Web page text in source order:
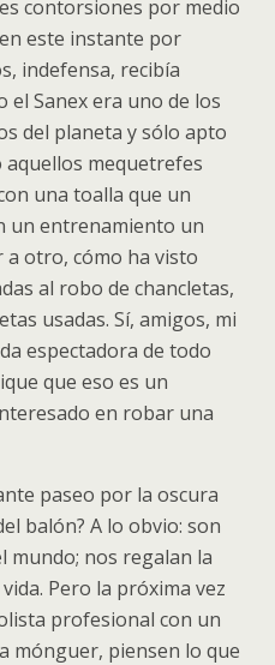
contorsiones por medio
este instante por
indefensa, recibía
el Sanex era uno de los
del planeta y sólo apto
aquellos mequetrefes
una toalla que un
un entrenamiento un
a otro, cómo ha visto
al robo de chancletas,
usadas. Sí, amigos, mi
espectadora de todo
que eso es un
en robar una
paseo por la oscura
balón? A lo obvio: son
mundo; nos regalan la
Pero la próxima vez
profesional con un
mónguer, piensen lo que